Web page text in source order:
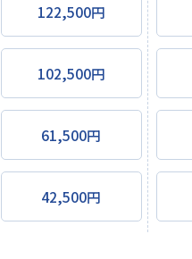
122,500円
102,500円
61,500円
42,500円